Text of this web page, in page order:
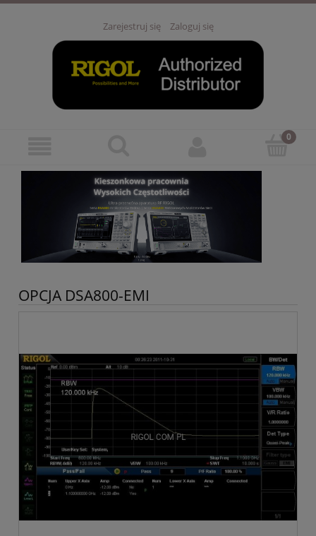
Zarejestruj się Zaloguj się
OPCJA DSA800-EMI